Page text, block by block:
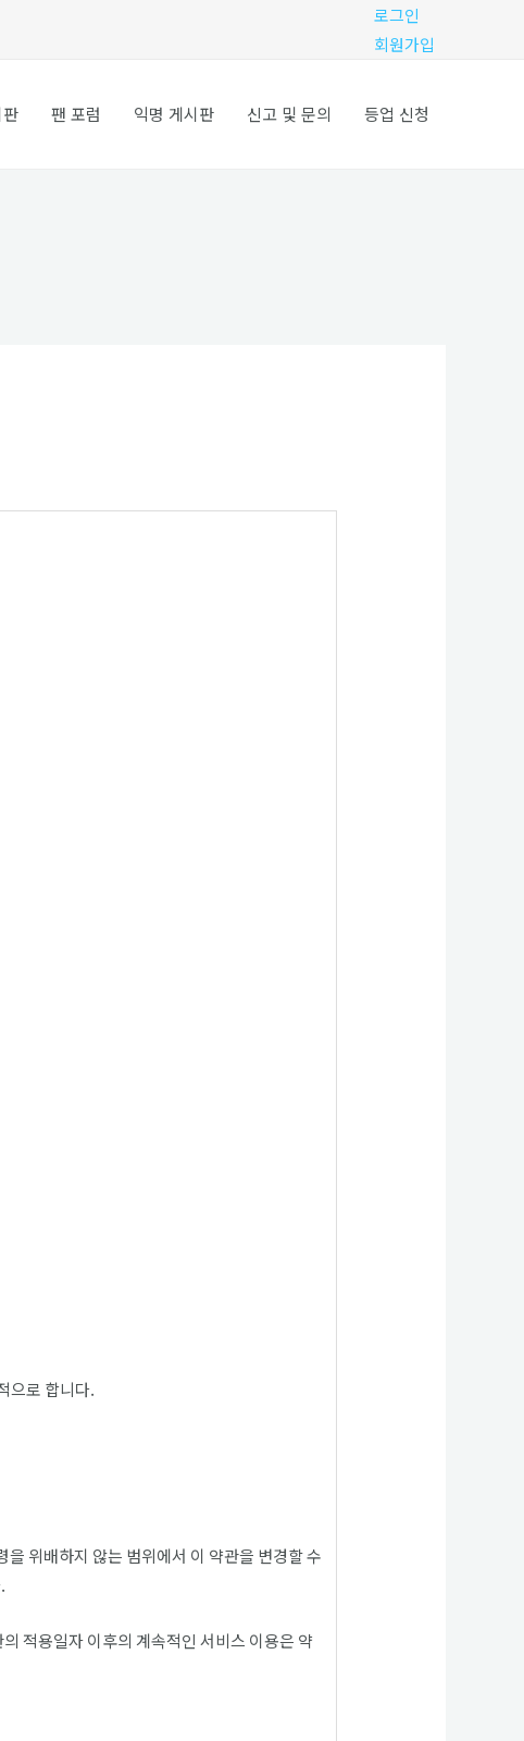
로그인
회원가입
팬 포럼 익명 게시판 신고 및 문의 등업 신청
으로 합니다.
위배하지 않는 범위에서 이 약관을 변경할 수
적용일자 이후의 계속적인 서비스 이용은 약